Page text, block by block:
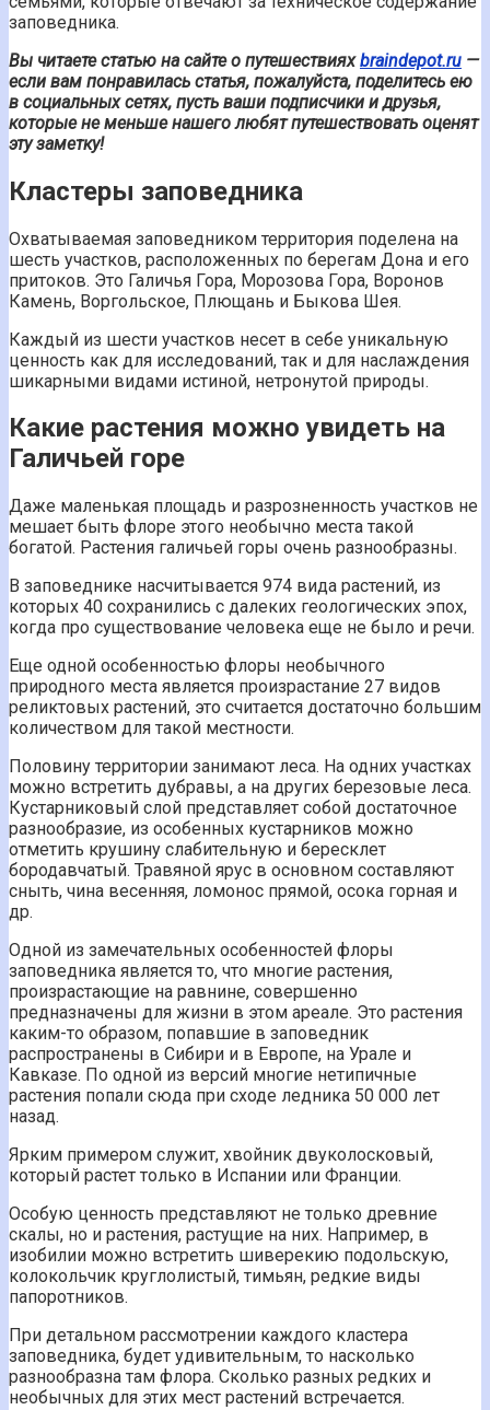
заповедника.
Вы читаете статью на сайте о путешествияхbraindepot.ru —
если вам понравилась статья, пожалуйста, поделитесь ею
в социальных сетях, пусть ваши подписчики и друзья,
которые не меньше нашего любят путешествовать оценят
эту заметку!
Кластеры заповедника
Охватываемая заповедником территория поделена на
шесть участков, расположенных по берегам Дона и его
притоков. Это Галичья Гора, Морозова Гора, Воронов
Камень, Воргольское, Плющань и Быкова Шея.
Каждый из шести участков несет в себе уникальную
ценность как для исследований, так и для наслаждения
шикарными видами истиной, нетронутой природы.
Какие растения можно увидеть на
Галичьей горе
Даже маленькая площадь и разрозненность участков не
мешает быть флоре этого необычно места такой
богатой. Растения галичьей горы очень разнообразны.
В заповеднике насчитывается 974 вида растений, из
которых 40 сохранились с далеких геологических эпох,
когда про существование человека еще не было и речи.
Еще одной особенностью флоры необычного
природного места является произрастание 27 видов
реликтовых растений, это считается достаточно большим
количеством для такой местности.
Половину территории занимают леса. На одних участках
можно встретить дубравы, а на других березовые леса.
Кустарниковый слой представляет собой достаточное
разнообразие, из особенных кустарников можно
отметить крушину слабительную и бересклет
бородавчатый. Травяной ярус в основном составляют
сныть, чина весенняя, ломонос прямой, осока горная и
др.
Одной из замечательных особенностей флоры
заповедника является то, что многие растения,
произрастающие на равнине, совершенно
предназначены для жизни в этом ареале. Это растения
каким-то образом, попавшие в заповедник
распространены в Сибири и в Европе, на Урале и
Кавказе. По одной из версий многие нетипичные
растения попали сюда при сходе ледника 50 000 лет
назад.
Ярким примером служит, хвойник двуколосковый,
который растет только в Испании или Франции.
Особую ценность представляют не только древние
скалы, но и растения, растущие на них. Например, в
изобилии можно встретить шиверекию подольскую,
колокольчик круглолистый, тимьян, редкие виды
папоротников.
При детальном рассмотрении каждого кластера
заповедника, будет удивительным, то насколько
разнообразна там флора. Сколько разных редких и
необычных для этих мест растений встречается.